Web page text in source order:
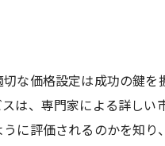
な価格設定は成功の鍵
は、専門家による詳し
に評価されるのかを知